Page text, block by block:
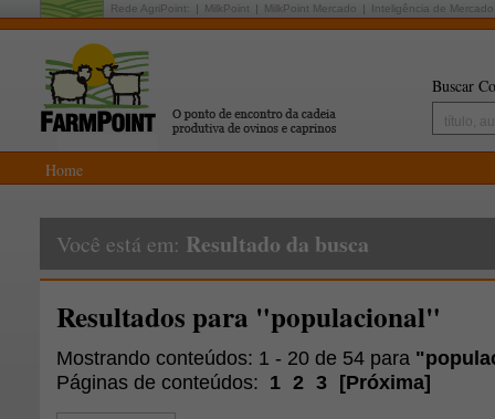
Rede AgriPoint: MilkPoint MilkPoint Mercado Inteligência de Mercado
Buscar
Home
Você está em: Resultado da busca
Resultados para "populacional"
Mostrando conteúdos: 1 - 20 de 54 para
Páginas de conteúdos: 1 2 3 [Próxima]